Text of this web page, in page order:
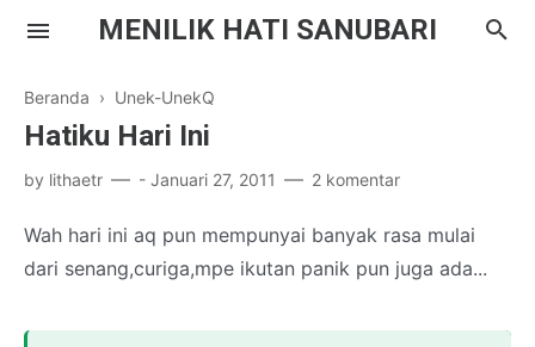
MENILIK HATI SANUBARI
Parenting
Inspirasi
Drama Korea
Beranda › Unek-UnekQ
Hatiku Hari Ini
by lithaetr - Januari 27, 2011 2 komentar
Wah hari ini aq pun mempunyai banyak rasa mulai
dari senang,curiga,mpe ikutan panik pun juga ada...